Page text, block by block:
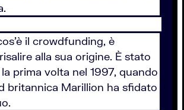
il crowdfunding, è
alla sua origine. È stato
prima volta nel 1997, quando
britannica Marillion ha sfidato